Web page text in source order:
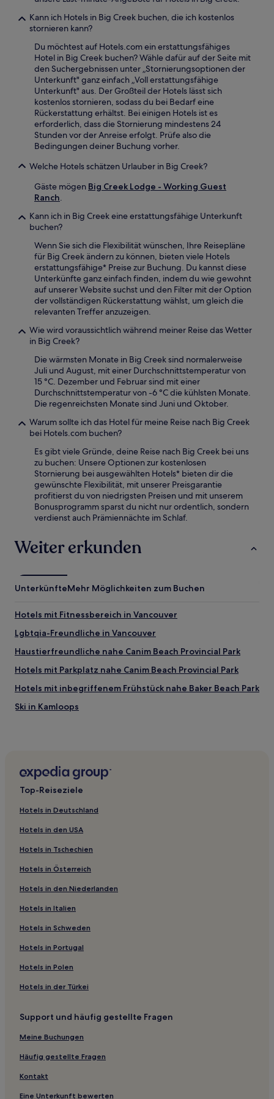
Kann ich Hotels in Big Creek buchen, die ich kostenlos
stornieren kann?
Du möchtest auf Hotels.com ein erstattungsfähiges
Hotel in Big Creek buchen? Wähle dafür auf der Seite mit
den Suchergebnissen unter „Stornierungsoptionen der
Unterkunft" ganz einfach „Voll erstattungsfähige
Unterkunft" aus. Der Großteil der Hotels lässt sich
kostenlos stornieren, sodass du bei Bedarf eine
Rückerstattung erhältst. Bei einigen Hotels ist es
erforderlich, dass die Stornierung mindestens 24
Stunden vor der Anreise erfolgt. Prüfe also die
Bedingungen deiner Buchung vorher.
Welche Hotels schätzen Urlauber in Big Creek?
Gäste mögen Big Creek Lodge - Working Guest
Ranch.
Kann ich in Big Creek eine erstattungsfähige Unterkunft
buchen?
Wenn Sie sich die Flexibilität wünschen, Ihre Reisepläne
für Big Creek ändern zu können, bieten viele Hotels
erstattungsfähige* Preise zur Buchung. Du kannst diese
Unterkünfte ganz einfach finden, indem du wie gewohnt
auf unserer Website suchst und den Filter mit der Option
der vollständigen Rückerstattung wählst, um gleich die
relevanten Treffer anzuzeigen.
Wie wird voraussichtlich während meiner Reise das Wetter
in Big Creek?
Die wärmsten Monate in Big Creek sind normalerweise
Juli und August, mit einer Durchschnittstemperatur von
15 °C. Dezember und Februar sind mit einer
Durchschnittstemperatur von -6 °C die kühlsten Monate.
Die regenreichsten Monate sind Juni und Oktober.
Warum sollte ich das Hotel für meine Reise nach Big Creek
bei Hotels.com buchen?
Es gibt viele Gründe, deine Reise nach Big Creek bei uns
zu buchen: Unsere Optionen zur kostenlosen
Stornierung bei ausgewählten Hotels* bieten dir die
gewünschte Flexibilität, mit unserer Preisgarantie
profitierst du von niedrigsten Preisen und mit unserem
Bonusprogramm sparst du nicht nur ordentlich, sondern
verdienst auch Prämiennächte im Schlaf.
Weiter erkunden
UnterkünfteMehr Möglichkeiten zum Buchen
Hotels mit Fitnessbereich in Vancouver
Lgbtqia-Freundliche in Vancouver
Haustierfreundliche nahe Canim Beach Provincial Park
Hotels mit Parkplatz nahe Canim Beach Provincial Park
Hotels mit inbegriffenem Frühstück nahe Baker Beach Park
Ski in Kamloops
Hotels mit Pool nahe English Bay
Hotels mit Parkplatz nahe English Bay
Haustierfreundliche in Distrikt Metro Vancouver Regional
Business in Distrikt Metro Vancouver Regional
Hotels mit Pool nahe Vancouver Waterfront
Luxus nahe Vancouver Waterfront
Günstige in Merritt
Luxus in Sun Peaks
Ski in Sun Peaks
Familien in British Columbia Interior
Familien nahe Whytecliff Park
Hotels mit inbegriffenem Frühstück nahe Whytecliff Park
Hotels mit inbegriffenem Frühstück in Campbell River
Haustierfreundliche in Whistler
Familien in Whistler
Hotels mit inbegriffenem Frühstück in 100 Mile House
Günstige in Williams Lake
Top-Reiseziele
Hotels in Deutschland
Hotels in den USA
Hotels in Tschechien
Hotels in Österreich
Hotels in den Niederlanden
Hotels in Italien
Hotels in Schweden
Hotels in Portugal
Hotels in Polen
Hotels in der Türkei
Support und häufig gestellte Fragen
Meine Buchungen
Häufig gestellte Fragen
Kontakt
Eine Unterkunft bewerten